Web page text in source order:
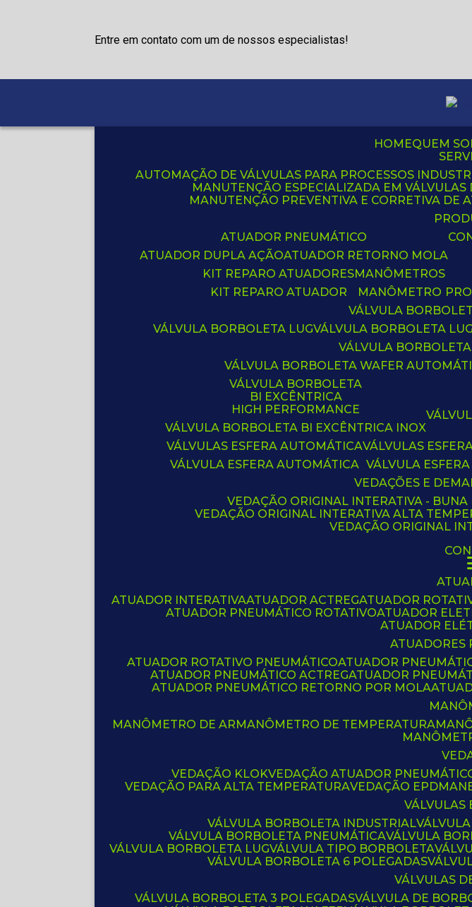
Entre em contato com um de nossos especialistas!
HOME QUEM
AUTOMAÇÃO DE VÁLVULAS PARA PROCESSOS
MANUTENÇÃO ESPECIALIZADA EM
MANUTENÇÃO PREVENTIVA E CORRETIVA
ATUADOR PNEUMÁTICO
ATUADOR DUPLA AÇÃO
ATUADOR RETORNO MOLA
KIT REPARO ATUADORES
KIT REPARO ATUADOR
MANÔMETROS
MANÔMETRO
VÁLVULA
VÁLVULA BORBOLETA LUG VÁLVULA BORBOLETA
VÁLVULA
VÁLVULA BORBOLETA WAFER
VÁLVULA BORBOLETA
BI EXCÊNTRICA
HIGH PERFORMANCE
VÁLVULA BORBOLETA BI EXCÊNTRICA INOX
VÁLVULAS ESFERA AUTOMÁTICA
VÁLVULA ESFERA AUTOMÁTICA
VÁLVULAS
VÁLVULA
VEDAÇÕES E
VEDAÇÃO ORIGINAL INTERATIVA - BUNA
VEDAÇÃO ORIGINAL INTERATIVA ALTA
VEDAÇÃO ORIGINAL
ATUADOR INTERATIVA ATUADOR ACTREG ATUADOR
ATUADOR PNEUMÁTICO ROTATIVO
ATUADOR
ATUADOR
ATUADOR ROTATIVO PNEUMÁTICO
ATUADOR
ATUADOR PNEUMÁTICO ACTREG
ATUADOR
ATUADOR PNEUMÁTICO RETORNO POR MOLA
MANÔMETRO DE AR
MANÔMETRO DE TEMPERATURA
VEDAÇÃO KLOK VEDAÇÃO ATUADOR
VEDAÇÃO PARA ALTA TEMPERATURA VEDAÇÃO EPDM
VÁLVULA BORBOLETA INDUSTRIAL
VÁLVULA BORBOLETA PNEUMÁTICA VÁLVULA
VÁLVULA BORBOLETA LUG VÁLVULA TIPO BORBOLETA
VÁLVULA BORBOLETA 6 POLEGADAS
VÁLVULAS
VÁLVULA BORBOLETA 3 POLEGADAS VÁLVULA DE